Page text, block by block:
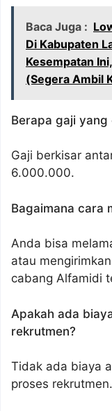
Baca Juga :
Di Kabupaten
Kesempatan
(Segera Ambil
Berapa gaji
Gaji berkisar
6.000.000.
Bagaimana cara
Anda bisa
atau
cabang Alfamidi
Apakah ada
rekrutmen?
Tidak ada biaya
proses rekrutmen.